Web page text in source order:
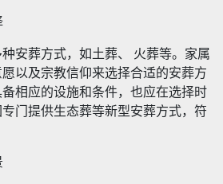
安葬方式，如土葬、 火葬等。家属
以及宗教信仰来选择合适的安葬方
相应的设施和条件，也应在选择时
门提供生态葬等新型安葬方式，符